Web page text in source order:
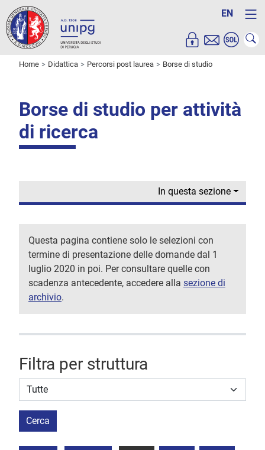
EN
Home Didattica Percorsi post laurea Borse di studio
Borse di studio per attività
di ricerca
In questa sezione
Questa pagina contiene solo le selezioni con
termine di presentazione delle domande dal 1
luglio 2020 in poi. Per consultare quelle con
scadenza antecedente, accedere alla sezione di
archivio.
Filtra per struttura
Struttura stipulante
Cerca